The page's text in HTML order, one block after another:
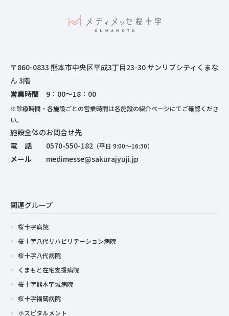
〒860-0833 熊本市中央区平成3丁目23-30 サンリブシティくまな
ん 3階
営業時間 9：00～18：00
※診療時間・各施設ごとの営業時間は各施設の紹介ページにてご確認くださ
い。
施設全体のお問合せ先
電 話 0570-550-182 （平日 9:00～16:30）
メール medimesse@sakurajyuji.jp
関連グループ
桜十字病院
桜十字八代リハビリテーション病院
桜十字八代病院
くまもと在宅支援病院
桜十字熊本宇城病院
桜十字福岡病院
ホスピタルメント